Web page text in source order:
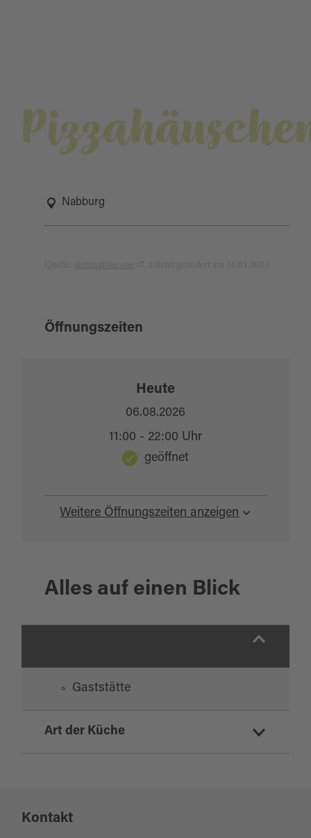
Nabburg
Öffnungszeiten
Weitere Öffnungszeiten anzeigen
Heute
06.08.2026
11:00 - 22:00 Uhr
geöffnet
Alles auf einen Blick
Gaststätte
Art der Küche
Kontakt